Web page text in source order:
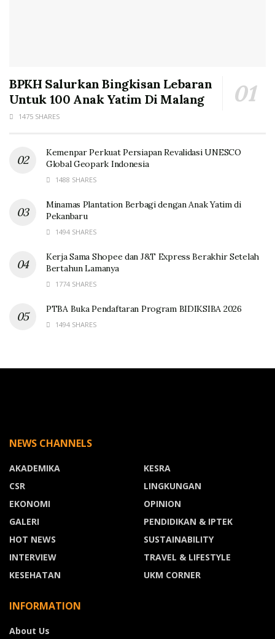
BPKH Salurkan Bingkisan Lebaran
Untuk 100 Anak Yatim Di Malang
1475 SHARES
Kemenpar Perkuat Persiapan Revalidasi UNESCO
Global Geopark Indonesia
1488 SHARES
Minamas Plantation Berbagi dengan Anak Yatim di
Pekanbaru
1494 SHARES
Kerja Sama Shopee dan J&T Express Berakhir Setelah
Bertahun Lamanya
1774 SHARES
PTBA Buka Pendaftaran Program BIDIKSIBA 2026
1494 SHARES
NEWS CHANNELS
AKADEMIKA
CSR
EKONOMI
GALERI
HOT NEWS
INTERVIEW
KESEHATAN
KESRA
LINGKUNGAN
OPINION
PENDIDIKAN & IPTEK
SUSTAINABILITY
TRAVEL & LIFESTYLE
UKM CORNER
INFORMATION
About Us